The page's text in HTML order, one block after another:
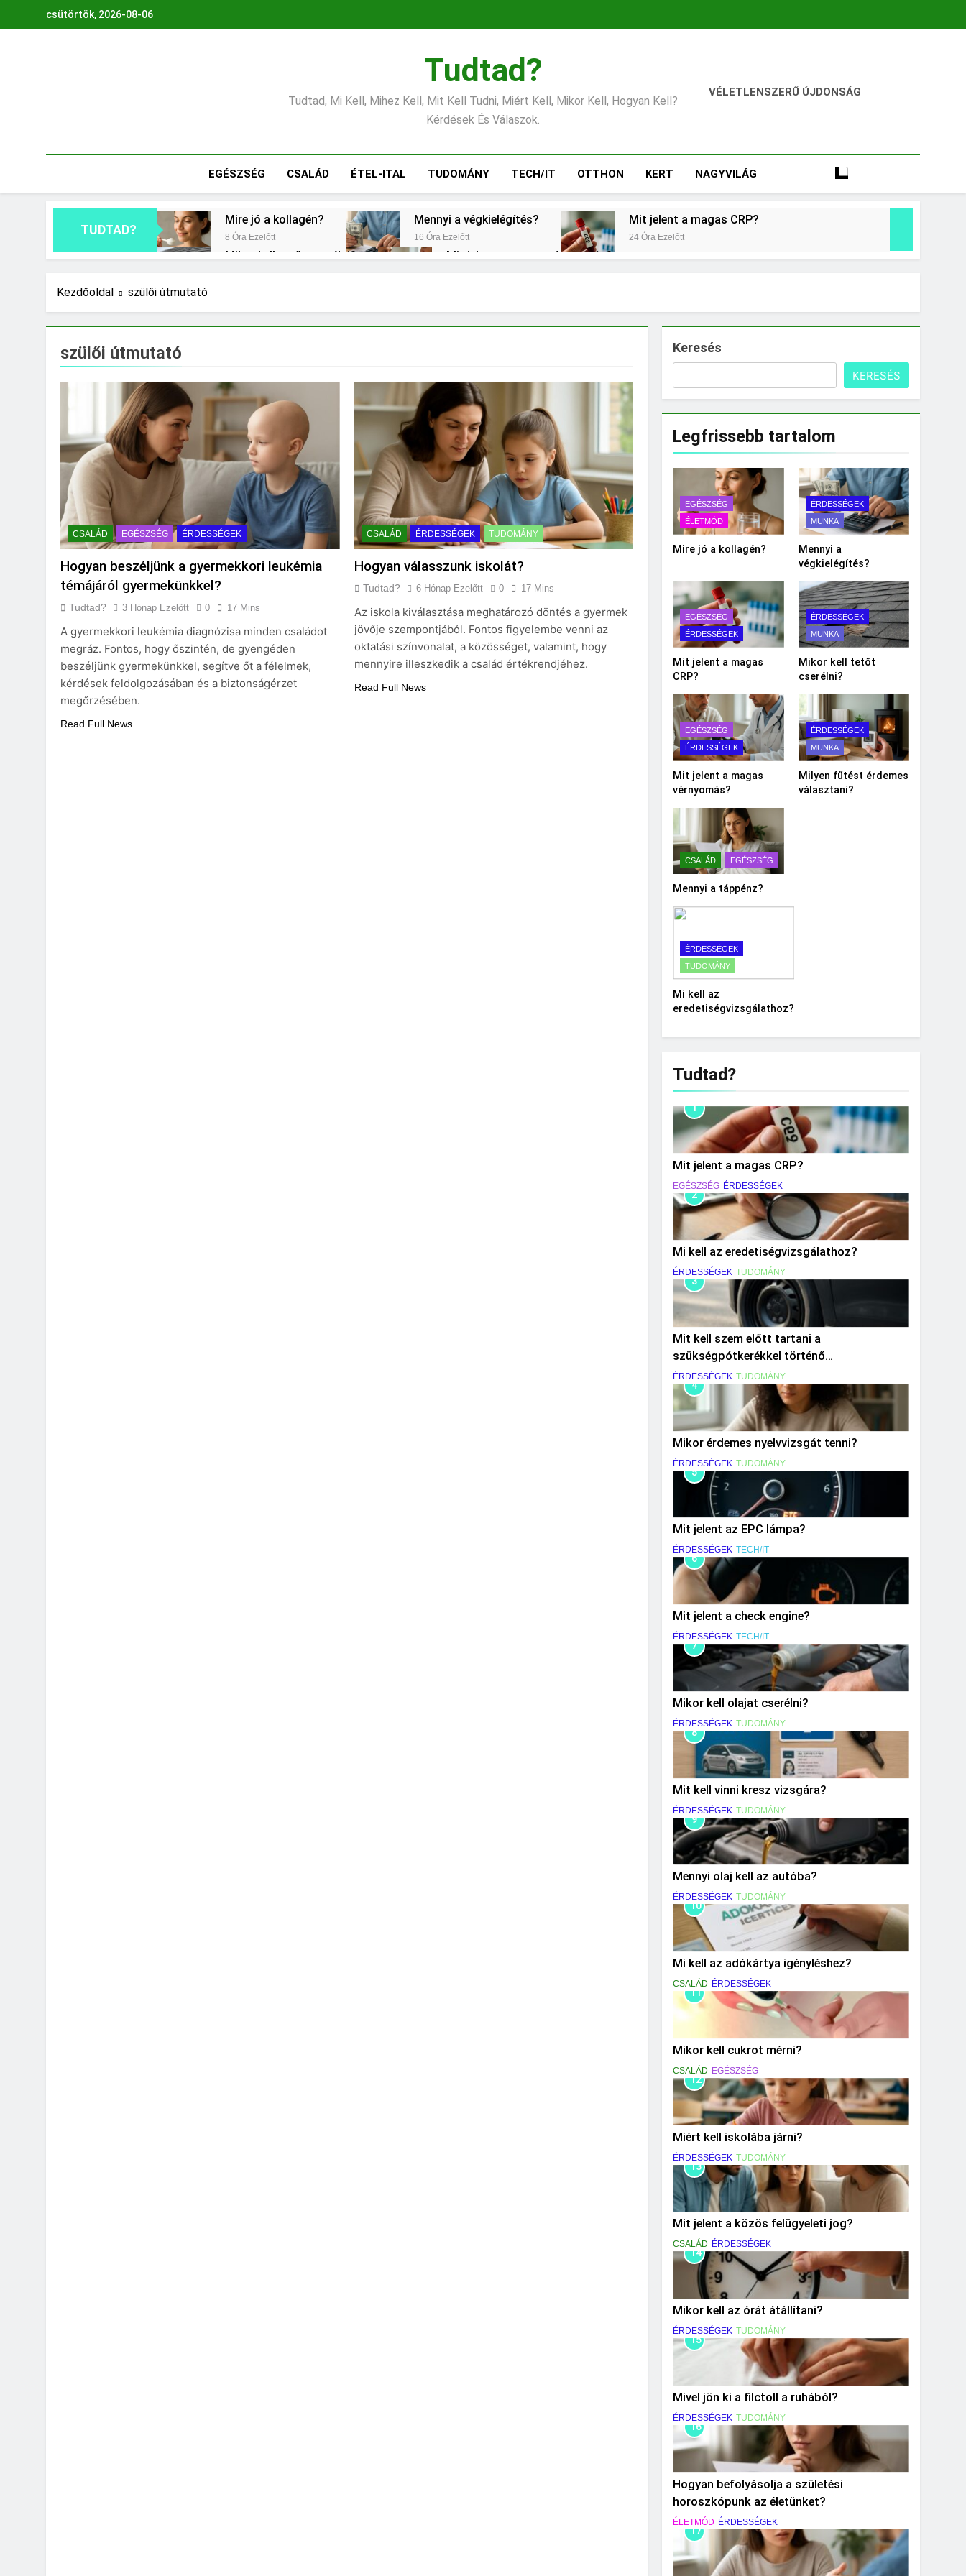
csütörtök, 2026-08-06
Tudtad?
Tudtad, Mi Kell, Mihez Kell, Mit Kell Tudni, Miért Kell, Mikor Kell, Hogyan Kell?
Kérdések És Válaszok.
VÉLETLENSZERŰ ÚJDONSÁG
EGÉSZSÉG CSALÁD ÉTEL-ITAL TUDOMÁNY TECH/IT OTTHON KERT NAGYVILÁG
TUDTAD?
Mire jó a kollagén?
8 Óra Ezelőtt
Mennyi a végkielégítés?
16 Óra Ezelőtt
Mit jelent a magas CRP?
24 Óra Ezelőtt
Mikor kell tetőt cserélni? Mit jelent a magas vérnyomás?
Mi kell az eredetiségvizsgálathoz? Mit hány fokon kell mosni?
3 Nap Ezelőtt
Kezdőoldal szülői útmutató
szülői útmutató
CSALÁD EGÉSZSÉG ÉRDESSÉGEK
Hogyan beszéljünk a gyermekkori leukémia
témájáról gyermekünkkel?
Tudtad? 3 Hónap Ezelőtt 0 17 Mins
A gyermekkori leukémia diagnózisa minden családot
megráz. Fontos, hogy őszintén, de gyengéden
beszéljünk gyermekünkkel, segítve őt a félelmek,
kérdések feldolgozásában és a biztonságérzet
megőrzésében.
Read Full News
CSALÁD ÉRDESSÉGEK TUDOMÁNY
Hogyan válasszunk iskolát?
Tudtad? 6 Hónap Ezelőtt 0 17 Mins
Az iskola kiválasztása meghatározó döntés a gyermek
jövője szempontjából. Fontos figyelembe venni az
oktatási színvonalat, a közösséget, valamint, hogy
mennyire illeszkedik a család értékrendjéhez.
Read Full News
Keresés
KERESÉS
Legfrissebb tartalom
EGÉSZSÉG
ÉLETMÓD
Mire jó a kollagén?
ÉRDESSÉGEK
MUNKA
Mennyi a
végkielégítés?
EGÉSZSÉG
ÉRDESSÉGEK
Mit jelent a magas
CRP?
ÉRDESSÉGEK
MUNKA
Mikor kell tetőt
cserélni?
EGÉSZSÉG
ÉRDESSÉGEK
Mit jelent a magas
vérnyomás?
ÉRDESSÉGEK
MUNKA
Milyen fűtést érdemes
választani?
CSALÁD EGÉSZSÉG
Mennyi a táppénz?
ÉRDESSÉGEK
TUDOMÁNY
Mi kell az
eredetiségvizsgálathoz?
Tudtad?
1
Mit jelent a magas CRP?
EGÉSZSÉG ÉRDESSÉGEK
2
Mi kell az eredetiségvizsgálathoz?
ÉRDESSÉGEK TUDOMÁNY
3
Mit kell szem előtt tartani a
szükségpótkerékkel történő
közlekedéskor?
ÉRDESSÉGEK TUDOMÁNY
4
Mikor érdemes nyelvvizsgát tenni?
ÉRDESSÉGEK TUDOMÁNY
5
Mit jelent az EPC lámpa?
ÉRDESSÉGEK TECH/IT
6
Mit jelent a check engine?
ÉRDESSÉGEK TECH/IT
7
Mikor kell olajat cserélni?
ÉRDESSÉGEK TUDOMÁNY
8
Mit kell vinni kresz vizsgára?
ÉRDESSÉGEK TUDOMÁNY
9
Mennyi olaj kell az autóba?
ÉRDESSÉGEK TUDOMÁNY
10
Mi kell az adókártya igényléshez?
CSALÁD ÉRDESSÉGEK
11
Mikor kell cukrot mérni?
CSALÁD EGÉSZSÉG
12
Miért kell iskolába járni?
ÉRDESSÉGEK TUDOMÁNY
13
Mit jelent a közös felügyeleti jog?
CSALÁD ÉRDESSÉGEK
14
Mikor kell az órát átállítani?
ÉRDESSÉGEK TUDOMÁNY
15
Mivel jön ki a filctoll a ruhából?
ÉRDESSÉGEK TUDOMÁNY
16
Hogyan befolyásolja a születési
horoszkópunk az életünket?
ÉLETMÓD ÉRDESSÉGEK
17